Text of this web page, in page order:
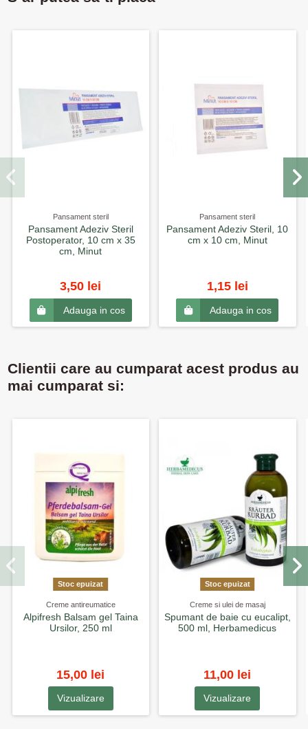
Pansament steril
Pansament Adeziv Steril
Postoperator, 10 cm x 35
cm, Minut
3,50 lei
Adauga in cos
Pansament steril
Pansament Adeziv Steril, 10
cm x 10 cm, Minut
1,15 lei
Adauga in cos
Clientii care au cumparat acest produs au
mai cumparat si:
Stoc epuizat
Creme antireumatice
Alpifresh Balsam gel Taina
Ursilor, 250 ml
15,00 lei
Vizualizare
Stoc epuizat
Creme si ulei de masaj
Spumant de baie cu eucalipt,
500 ml, Herbamedicus
11,00 lei
Vizualizare